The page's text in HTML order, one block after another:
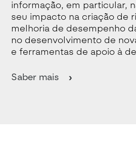
informação, em particular,
seu impacto na criação de
melhoria de desempenho
no desenvolvimento de
e ferramentas de apoio à
Saber mais